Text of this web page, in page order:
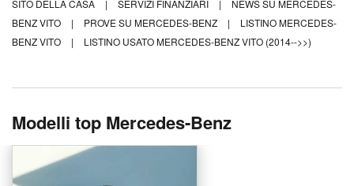
SITO DELLA CASA
| SERVIZI FINANZIARI |
NEWS SU MERCEDES-
BENZ VITO
| PROVE SU MERCEDES-BENZ |
LISTINO MERCEDES-
BENZ VITO
| LISTINO USATO MERCEDES-BENZ VITO (2014-->>)
Modelli top Mercedes-Benz